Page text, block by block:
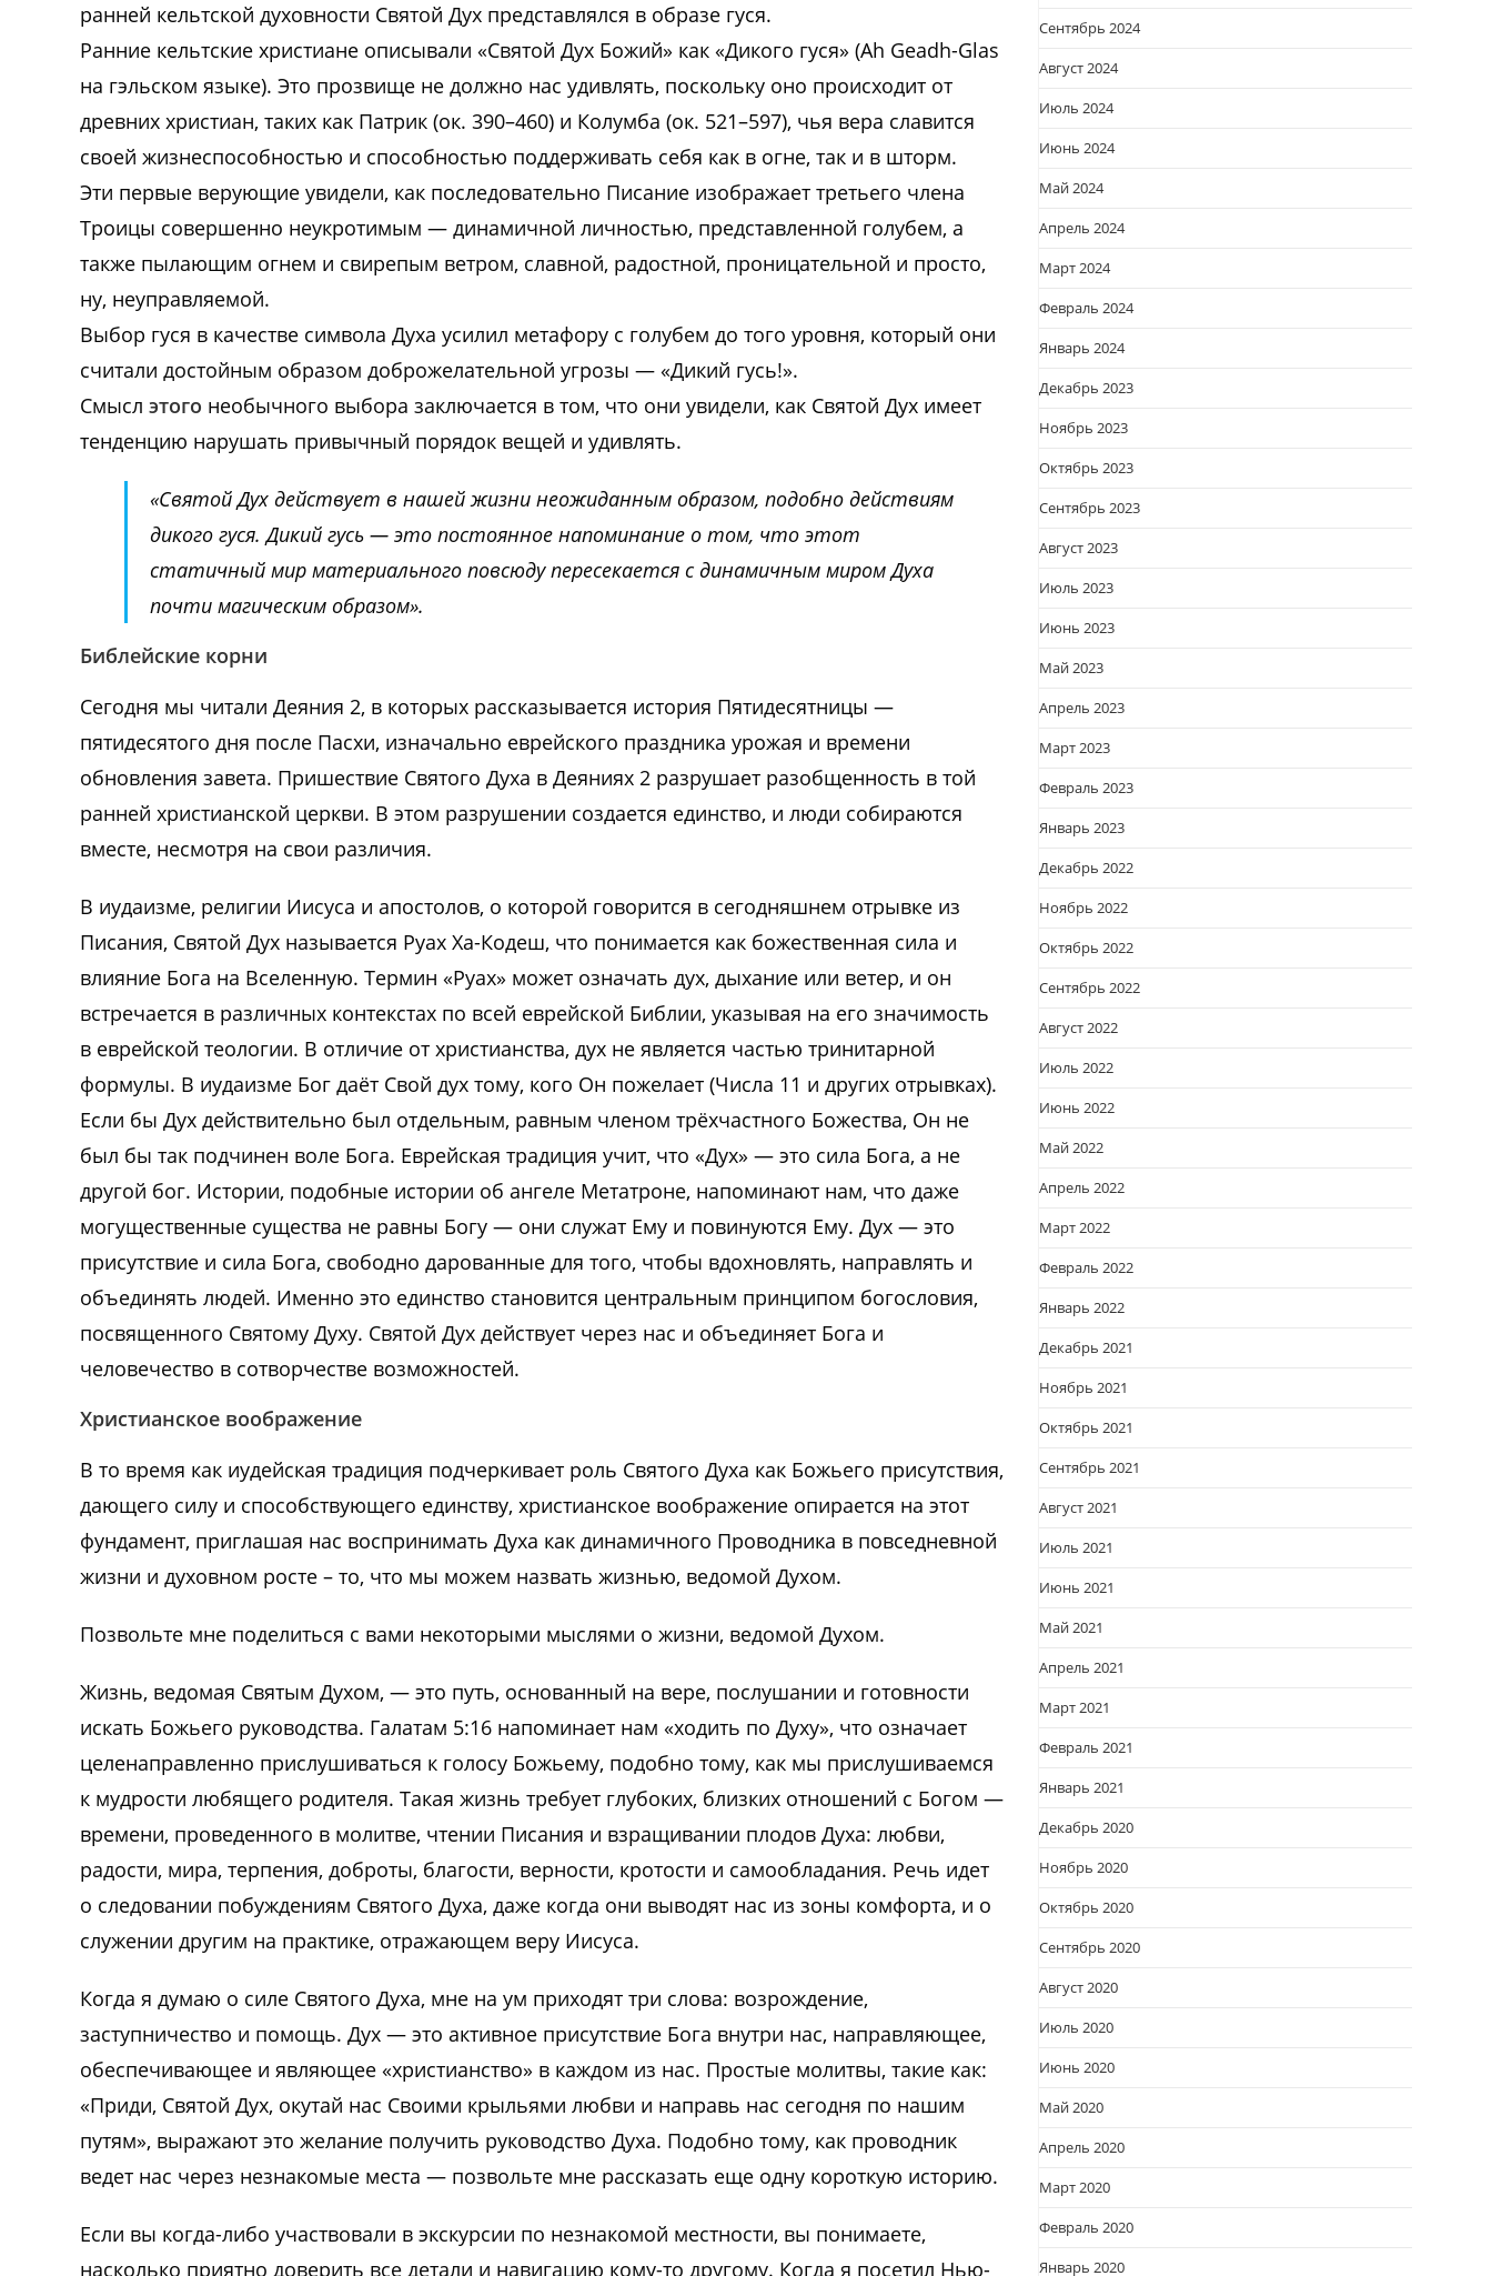
ранней кельтской духовности Святой Дух представлялся в образе гуся.
Ранние кельтские христиане описывали «Святой Дух Божий» как «Дикого гуся» (Ah Geadh-Glas
на гэльском языке). Это прозвище не должно нас удивлять, поскольку оно происходит от
древних христиан, таких как Патрик (ок. 390–460) и Колумба (ок. 521–597), чья вера славится
своей жизнеспособностью и способностью поддерживать себя как в огне, так и в шторм.
Эти первые верующие увидели, как последовательно Писание изображает третьего члена
Троицы совершенно неукротимым — динамичной личностью, представленной голубем, а
также пылающим огнем и свирепым ветром, славной, радостной, проницательной и просто,
ну, неуправляемой.
Выбор гуся в качестве символа Духа усилил метафору с голубем до того уровня, который они
считали достойным образом доброжелательной угрозы — «Дикий гусь!».
Смысл этого необычного выбора заключается в том, что они увидели, как Святой Дух имеет
тенденцию нарушать привычный порядок вещей и удивлять.
«Святой Дух действует в нашей жизни неожиданным образом, подобно действиям
дикого гуся. Дикий гусь — это постоянное напоминание о том, что этот
статичный мир материального повсюду пересекается с динамичным миром Духа
почти магическим образом».
Библейские корни
Сегодня мы читали Деяния 2, в которых рассказывается история Пятидесятницы —
пятидесятого дня после Пасхи, изначально еврейского праздника урожая и времени
обновления завета. Пришествие Святого Духа в Деяниях 2 разрушает разобщенность в той
ранней христианской церкви. В этом разрушении создается единство, и люди собираются
вместе, несмотря на свои различия.
В иудаизме, религии Иисуса и апостолов, о которой говорится в сегодняшнем отрывке из
Писания, Святой Дух называется Руах Ха-Кодеш, что понимается как божественная сила и
влияние Бога на Вселенную. Термин «Руах» может означать дух, дыхание или ветер, и он
встречается в различных контекстах по всей еврейской Библии, указывая на его значимость
в еврейской теологии. В отличие от христианства, дух не является частью тринитарной
формулы. В иудаизме Бог даёт Свой дух тому, кого Он пожелает (Числа 11 и других отрывках).
Если бы Дух действительно был отдельным, равным членом трёхчастного Божества, Он не
был бы так подчинен воле Бога. Еврейская традиция учит, что «Дух» — это сила Бога, а не
другой бог. Истории, подобные истории об ангеле Метатроне, напоминают нам, что даже
могущественные существа не равны Богу — они служат Ему и повинуются Ему. Дух — это
присутствие и сила Бога, свободно дарованные для того, чтобы вдохновлять, направлять и
объединять людей. Именно это единство становится центральным принципом богословия,
посвященного Святому Духу. Святой Дух действует через нас и объединяет Бога и
человечество в сотворчестве возможностей.
Христианское воображение
В то время как иудейская традиция подчеркивает роль Святого Духа как Божьего присутствия,
дающего силу и способствующего единству, христианское воображение опирается на этот
фундамент, приглашая нас воспринимать Духа как динамичного Проводника в повседневной
жизни и духовном росте – то, что мы можем назвать жизнью, ведомой Духом.
Позвольте мне поделиться с вами некоторыми мыслями о жизни, ведомой Духом.
Жизнь, ведомая Святым Духом, — это путь, основанный на вере, послушании и готовности
искать Божьего руководства. Галатам 5:16 напоминает нам «ходить по Духу», что означает
целенаправленно прислушиваться к голосу Божьему, подобно тому, как мы прислушиваемся
к мудрости любящего родителя. Такая жизнь требует глубоких, близких отношений с Богом —
времени, проведенного в молитве, чтении Писания и взращивании плодов Духа: любви,
радости, мира, терпения, доброты, благости, верности, кротости и самообладания. Речь идет
о следовании побуждениям Святого Духа, даже когда они выводят нас из зоны комфорта, и о
служении другим на практике, отражающем веру Иисуса.
Когда я думаю о силе Святого Духа, мне на ум приходят три слова: возрождение,
заступничество и помощь. Дух — это активное присутствие Бога внутри нас, направляющее,
обеспечивающее и являющее «христианство» в каждом из нас. Простые молитвы, такие как:
«Приди, Святой Дух, окутай нас Своими крыльями любви и направь нас сегодня по нашим
путям», выражают это желание получить руководство Духа. Подобно тому, как проводник
ведет нас через незнакомые места — позвольте мне рассказать еще одну короткую историю.
Если вы когда-либо участвовали в экскурсии по незнакомой местности, вы понимаете,
насколько приятно доверить все детали и навигацию кому-то другому. Когда я посетил Нью-
Сентябрь 2024
Август 2024
Июль 2024
Июнь 2024
Май 2024
Апрель 2024
Март 2024
Февраль 2024
Январь 2024
Декабрь 2023
Ноябрь 2023
Октябрь 2023
Сентябрь 2023
Август 2023
Июль 2023
Июнь 2023
Май 2023
Апрель 2023
Март 2023
Февраль 2023
Январь 2023
Декабрь 2022
Ноябрь 2022
Октябрь 2022
Сентябрь 2022
Август 2022
Июль 2022
Июнь 2022
Май 2022
Апрель 2022
Март 2022
Февраль 2022
Январь 2022
Декабрь 2021
Ноябрь 2021
Октябрь 2021
Сентябрь 2021
Август 2021
Июль 2021
Июнь 2021
Май 2021
Апрель 2021
Март 2021
Февраль 2021
Январь 2021
Декабрь 2020
Ноябрь 2020
Октябрь 2020
Сентябрь 2020
Август 2020
Июль 2020
Июнь 2020
Май 2020
Апрель 2020
Март 2020
Февраль 2020
Январь 2020